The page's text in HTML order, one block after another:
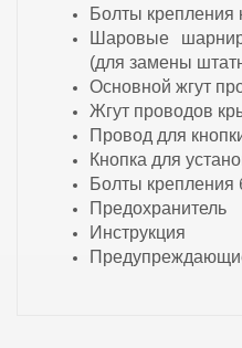
Болты крепления
Шаровые
(для замены
Основной жгут
Жгут проводов
Провод для
Кнопка для
Болты крепления
Предохранитель
Инструкция